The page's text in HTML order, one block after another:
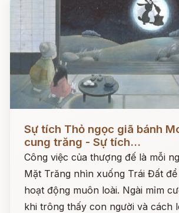
Sự tích Thỏ ngọc giã bánh
cung trăng - Sự tích...
Công việc của thượng đế là mỗi
Mặt Trăng nhìn xuống Trái Đất
hoạt động muôn loài. Ngài mỉm
khi trông thấy con người và cách